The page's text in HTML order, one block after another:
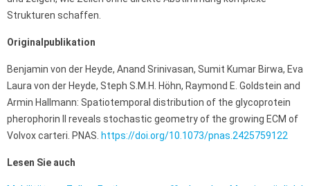
Strukturen schaffen.
Originalpublikation
Benjamin von der Heyde, Anand Srinivasan, Sumit Kumar Birwa, Eva
Laura von der Heyde, Steph S.M.H. Höhn, Raymond E. Goldstein and
Armin Hallmann: Spatiotemporal distribution of the glycoprotein
pherophorin II reveals stochastic geometry of the growing ECM of
Volvox carteri. PNAS. https://doi.org/10.1073/pnas.2425759122
Lesen Sie auch